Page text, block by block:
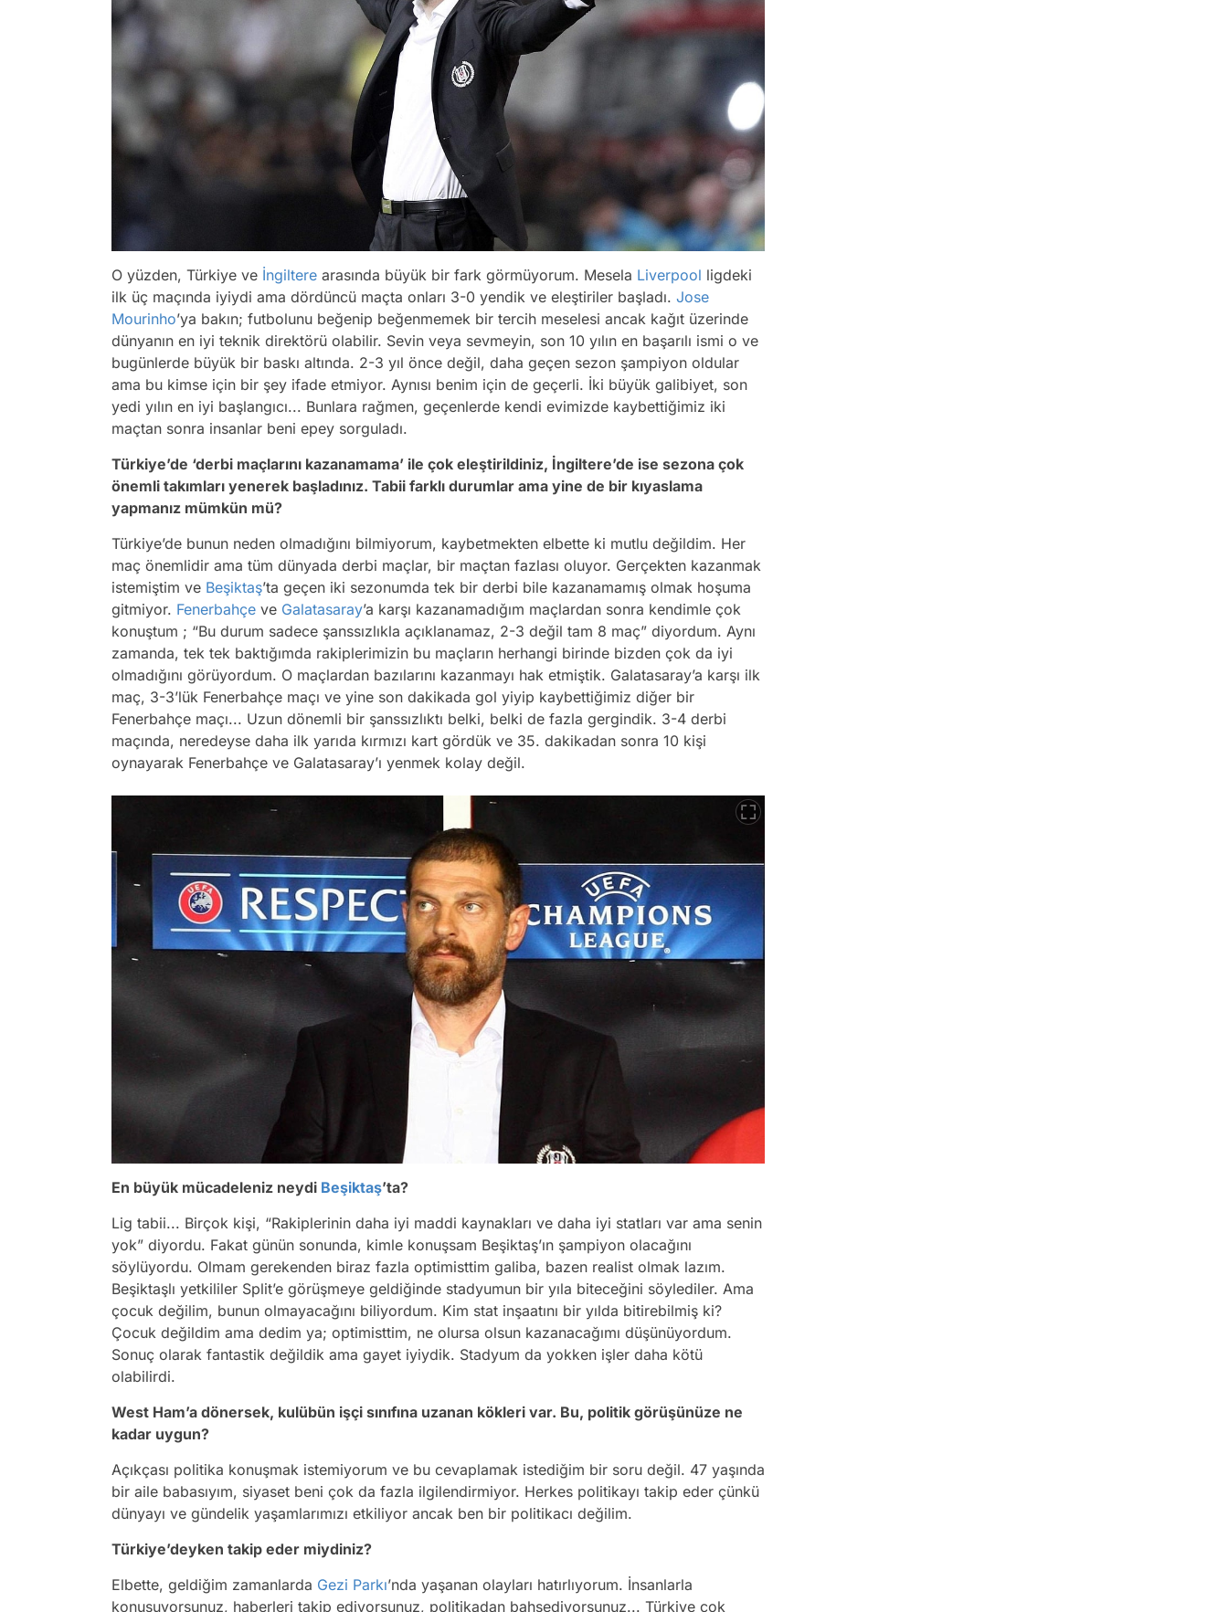
O yüzden, Türkiye ve İngiltere arasında büyük bir fark görmüyorum. Mesela Liverpool ligdeki
ilk üç maçında iyiydi ama dördüncü maçta onları 3-0 yendik ve eleştiriler başladı. Jose
Mourinho’ya bakın; futbolunu beğenip beğenmemek bir tercih meselesi ancak kağıt üzerinde
dünyanın en iyi teknik direktörü olabilir. Sevin veya sevmeyin, son 10 yılın en başarılı ismi o ve
bugünlerde büyük bir baskı altında. 2-3 yıl önce değil, daha geçen sezon şampiyon oldular
ama bu kimse için bir şey ifade etmiyor. Aynısı benim için de geçerli. İki büyük galibiyet, son
yedi yılın en iyi başlangıcı... Bunlara rağmen, geçenlerde kendi evimizde kaybettiğimiz iki
maçtan sonra insanlar beni epey sorguladı.
Türkiye’de ‘derbi maçlarını kazanamama’ ile çok eleştirildiniz, İngiltere’de ise sezona çok
önemli takımları yenerek başladınız. Tabii farklı durumlar ama yine de bir kıyaslama
yapmanız mümkün mü?
Türkiye’de bunun neden olmadığını bilmiyorum, kaybetmekten elbette ki mutlu değildim. Her
maç önemlidir ama tüm dünyada derbi maçlar, bir maçtan fazlası oluyor. Gerçekten kazanmak
istemiştim ve Beşiktaş’ta geçen iki sezonumda tek bir derbi bile kazanamamış olmak hoşuma
gitmiyor. Fenerbahçe ve Galatasaray’a karşı kazanamadığım maçlardan sonra kendimle çok
konuştum ; “Bu durum sadece şanssızlıkla açıklanamaz, 2-3 değil tam 8 maç” diyordum. Aynı
zamanda, tek tek baktığımda rakiplerimizin bu maçların herhangi birinde bizden çok da iyi
olmadığını görüyordum. O maçlardan bazılarını kazanmayı hak etmiştik. Galatasaray’a karşı ilk
maç, 3-3’lük Fenerbahçe maçı ve yine son dakikada gol yiyip kaybettiğimiz diğer bir
Fenerbahçe maçı... Uzun dönemli bir şanssızlıktı belki, belki de fazla gergindik. 3-4 derbi
maçında, neredeyse daha ilk yarıda kırmızı kart gördük ve 35. dakikadan sonra 10 kişi
oynayarak Fenerbahçe ve Galatasaray’ı yenmek kolay değil.
En büyük mücadeleniz neydi Beşiktaş’ta?
Lig tabii... Birçok kişi, “Rakiplerinin daha iyi maddi kaynakları ve daha iyi statları var ama senin
yok” diyordu. Fakat günün sonunda, kimle konuşsam Beşiktaş’ın şampiyon olacağını
söylüyordu. Olmam gerekenden biraz fazla optimisttim galiba, bazen realist olmak lazım.
Beşiktaşlı yetkililer Split’e görüşmeye geldiğinde stadyumun bir yıla biteceğini söylediler. Ama
çocuk değilim, bunun olmayacağını biliyordum. Kim stat inşaatını bir yılda bitirebilmiş ki?
Çocuk değildim ama dedim ya; optimisttim, ne olursa olsun kazanacağımı düşünüyordum.
Sonuç olarak fantastik değildik ama gayet iyiydik. Stadyum da yokken işler daha kötü
olabilirdi.
West Ham’a dönersek, kulübün işçi sınıfına uzanan kökleri var. Bu, politik görüşünüze ne
kadar uygun?
Açıkçası politika konuşmak istemiyorum ve bu cevaplamak istediğim bir soru değil. 47 yaşında
bir aile babasıyım, siyaset beni çok da fazla ilgilendirmiyor. Herkes politikayı takip eder çünkü
dünyayı ve gündelik yaşamlarımızı etkiliyor ancak ben bir politikacı değilim.
Türkiye’deyken takip eder miydiniz?
Elbette, geldiğim zamanlarda Gezi Parkı’nda yaşanan olayları hatırlıyorum. İnsanlarla
konuşuyorsunuz, haberleri takip ediyorsunuz, politikadan bahsediyorsunuz... Türkiye çok